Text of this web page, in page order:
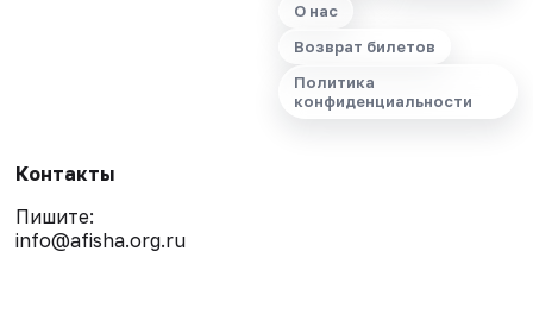
О нас
Возврат билетов
Политика
конфиденциальности
Контакты
Пишите:
info@afisha.org.ru